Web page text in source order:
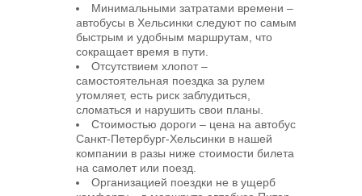
Минимальными затратами времени –
автобусы в Хельсинки следуют по самым
быстрым и удобным маршрутам, что
сокращает время в пути.
Отсутствием хлопот –
самостоятельная поездка за рулем
утомляет, есть риск заблудиться,
сломаться и нарушить свои планы.
Стоимостью дороги – цена на автобус
Санкт-Петербург-Хельсинки в нашей
компании в разы ниже стоимости билета
на самолет или поезд.
Организацией поездки не в ущерб